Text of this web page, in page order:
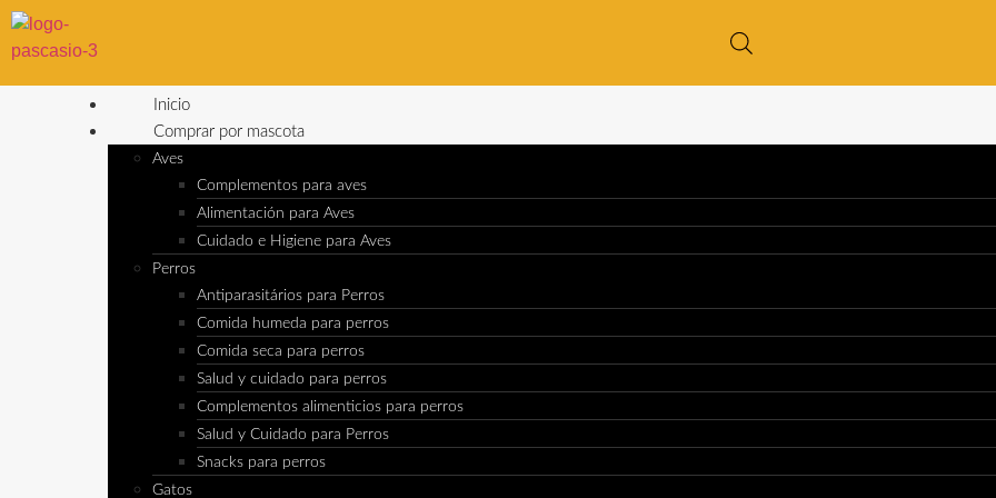
Inicio
Comprar por mascota
Aves
Complementos para aves
Alimentación para Aves
Cuidado e Higiene para Aves
Perros
Antiparasitários para Perros
Comida humeda para perros
Comida seca para perros
Salud y cuidado para perros
Complementos alimenticios para perros
Salud y Cuidado para Perros
Snacks para perros
Gatos